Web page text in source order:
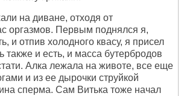
на диване, отходя от
оргазмов. Первым поднялся я,
и отпив холодного квасу, я присел
также и есть, и масса бутербродов
Алка лежала на животе, все еще
и из ее дырочки струйкой
сперма. Сам Витька тоже начал